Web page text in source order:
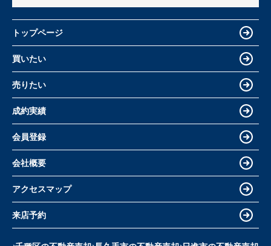
トップページ
買いたい
売りたい
成約実績
会員登録
会社概要
アクセスマップ
来店予約